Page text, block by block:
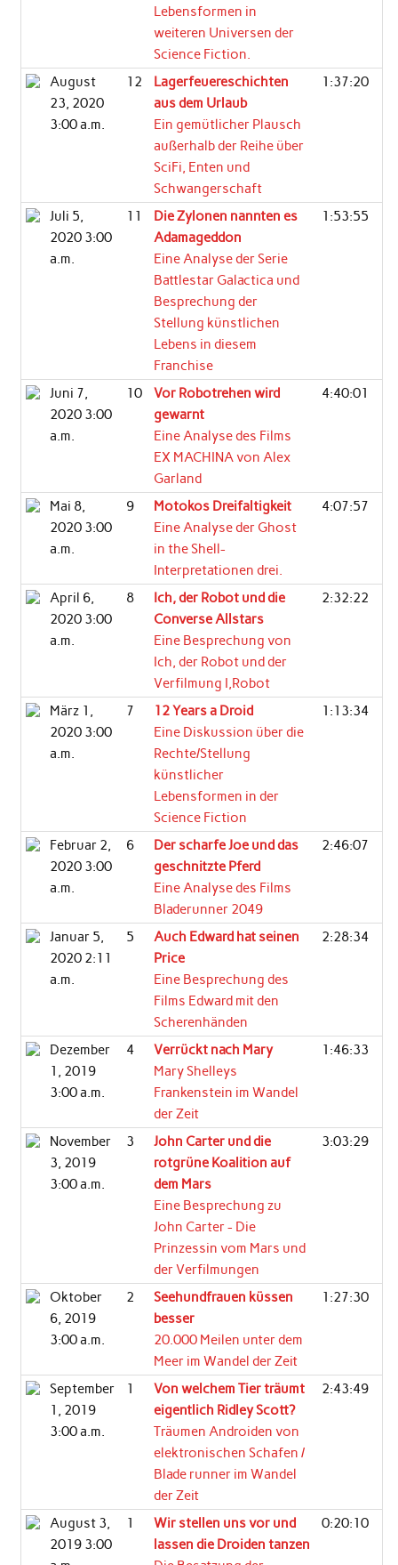
Lebensformen in
weiteren Universen der
Science Fiction.
August
23, 2020
3:00 a.m.
12
Lagerfeuereschichten
aus dem Urlaub
Ein gemütlicher Plausch
außerhalb der Reihe über
SciFi, Enten und
Schwangerschaft
1:37:20
Juli 5,
2020 3:00
a.m.
11
Die Zylonen nannten es
Adamageddon
Eine Analyse der Serie
Battlestar Galactica und
Besprechung der
Stellung künstlichen
Lebens in diesem
Franchise
1:53:55
Juni 7,
2020 3:00
a.m.
10
Vor Robotrehen wird
gewarnt
Eine Analyse des Films
EX MACHINA von Alex
Garland
4:40:01
Mai 8,
2020 3:00
a.m.
9
Motokos Dreifaltigkeit
Eine Analyse der Ghost
in the Shell-
Interpretationen drei.
4:07:57
April 6,
2020 3:00
a.m.
8
Ich, der Robot und die
Converse Allstars
Eine Besprechung von
Ich, der Robot und der
Verfilmung I,Robot
2:32:22
März 1,
2020 3:00
a.m.
7
12 Years a Droid
Eine Diskussion über die
Rechte/Stellung
künstlicher
Lebensformen in der
Science Fiction
1:13:34
Februar 2,
2020 3:00
a.m.
6
Der scharfe Joe und das
geschnitzte Pferd
Eine Analyse des Films
Bladerunner 2049
2:46:07
Januar 5,
2020 2:11
a.m.
5
Auch Edward hat seinen
Price
Eine Besprechung des
Films Edward mit den
Scherenhänden
2:28:34
Dezember
1, 2019
3:00 a.m.
4
Verrückt nach Mary
Mary Shelleys
Frankenstein im Wandel
der Zeit
1:46:33
November
3, 2019
3:00 a.m.
3
John Carter und die
rotgrüne Koalition auf
dem Mars
Eine Besprechung zu
John Carter - Die
Prinzessin vom Mars und
der Verfilmungen
3:03:29
Oktober
6, 2019
3:00 a.m.
2
Seehundfrauen küssen
besser
20.000 Meilen unter dem
Meer im Wandel der Zeit
1:27:30
September
1, 2019
3:00 a.m.
1
Von welchem Tier träumt
eigentlich Ridley Scott?
Träumen Androiden von
elektronischen Schafen /
Blade runner im Wandel
der Zeit
2:43:49
August 3,
2019 3:00
1
Wir stellen uns vor und
lassen die Droiden tanzen
0:20:10